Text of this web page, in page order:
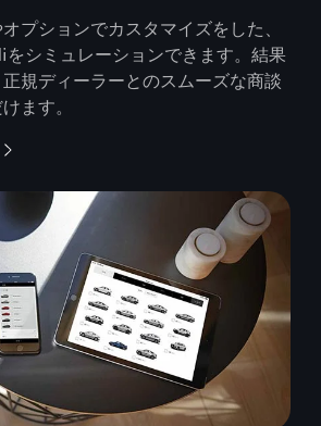
プションでカスタマイズをした、
シミュレーションできます。結果
規ディーラーとのスムーズな商談
ます。